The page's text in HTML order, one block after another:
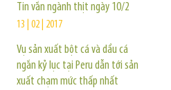
Tin vắn ngành thịt ngày 10/2
13 | 02 | 2017
Vụ sản xuất bột cá và dầu cá
ngắn kỷ lục tại Peru dẫn tới sản
xuất chạm mức thấp nhất